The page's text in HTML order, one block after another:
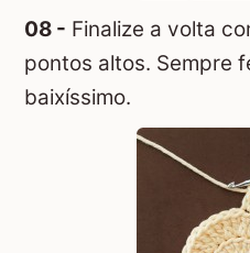
08 - Finalize a volta
pontos altos. Sempre
baixíssimo.